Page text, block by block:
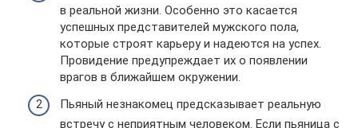
в реальной жизни. Особенно это касается
успешных представителей мужского пола,
которые строят карьеру и надеются на успех.
Провидение предупреждает их о появлении
врагов в ближайшем окружении.
Пьяный незнакомец предсказывает реальную
встречу с неприятным человеком. Если пьяница с